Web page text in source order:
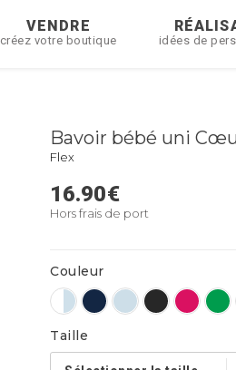
VENDRE
créez votre boutique idées de
Bavoir bébé uni
Flex
16.90€
Hors frais de port
Couleur
Taille